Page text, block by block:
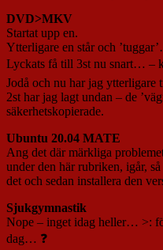
DVD>MKV
Startat upp en.
Ytterligare en står och
Lyckats få till 3st nu snart… –
Jodå och nu har jag ytterligare
2st har jag lagt undan – de
säkerhetskopierade.
Ubuntu 20.04 MATE
Ang det där märkliga
under den här rubriken, igår,
det och sedan installera den
Sjukgymnastik
Nope – inget idag heller… >:
dag… ❓